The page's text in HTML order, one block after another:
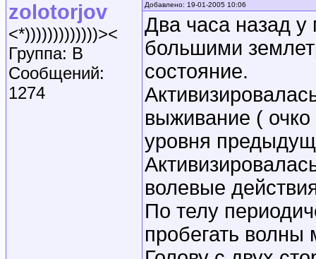
zolotorjov
<*)))))))))))))><
Группа: B
Сообщений:
1274
Добавлено: 19-01-2005 10:06
Два часа назад
большими
состояние.
выживание (
уровня
волевые
По телу
пробегать волны